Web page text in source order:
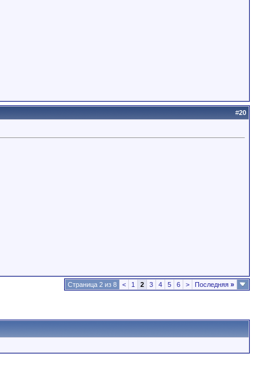
#20
Страница 2 из 8 < 1 2 3 4 5 6 > Последняя »